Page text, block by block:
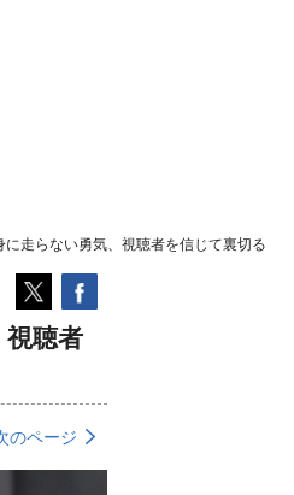
走らない勇気、視聴者を信じて裏切る
聴者
のページ